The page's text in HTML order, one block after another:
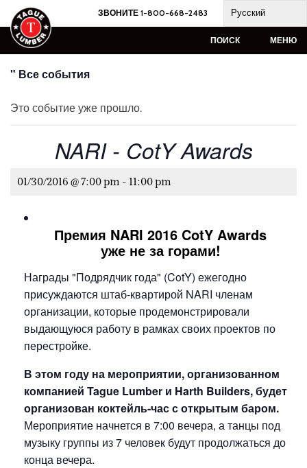
Skip
to
content
ЗВОНИТЕ 1-800-668-2483 Русский
ПОИСК МЕНЮ
" Все события
Это событие уже прошло.
NARI - CotY Awards
01/30/2016 @ 7:00 pm - 11:00 pm
Премия NARI 2016 CotY Awards
уже не за горами!
Награды "Подрядчик года" (CotY) ежегодно
присуждаются штаб-квартирой NARI членам
организации, которые продемонстрировали
выдающуюся работу в рамках своих проектов по
перестройке.
В этом году на мероприятии, организованном
компанией Tague Lumber и Harth Builders, будет
организован коктейль-час с открытым баром.
Мероприятие начнется в 7:00 вечера, а танцы под
музыку группы из 7 человек будут продолжаться до
конца вечера.